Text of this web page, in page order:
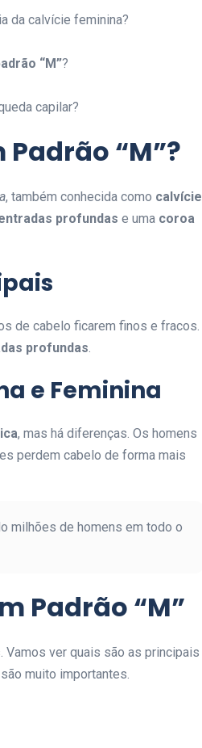
da calvície feminina?
“M”?
capilar?
Padrão “M”?
, também conhecida como calvície
profundas e uma coroa
de cabelo ficarem finos e fracos.
profundas
e Feminina
, mas há diferenças. Os homens
perdem cabelo de forma mais
milhões de homens em todo o
Padrão “M”
Vamos ver quais são as principais
muito importantes.